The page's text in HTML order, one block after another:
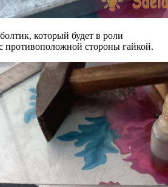
который будет в роли
противоположной стороны гайкой.